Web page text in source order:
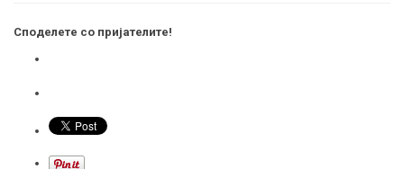
Споделете со пријателите!